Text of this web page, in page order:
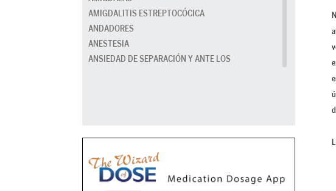
AMIGDALITIS ESTREPTOCÓCICA
ANDADORES
ANESTESIA
ANSIEDAD DE SEPARACIÓN Y ANTE LOS
APRENDER A IR AL BAÑO
ASEO